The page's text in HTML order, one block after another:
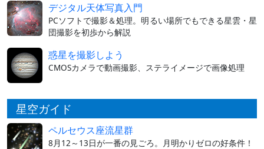
デジタル天体写真入門
PCソフトで撮影＆処理。明るい場所でもできる星雲・星
団撮影を初歩から解説
惑星を撮影しよう
CMOSカメラで動画撮影、ステライメージで画像処理
星空ガイド
ペルセウス座流星群
8月12～13日が一番の見ごろ。月明かりゼロの好条件！